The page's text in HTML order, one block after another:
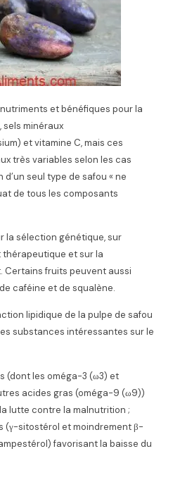
et bénéfiques pour la
minéraux
et vitamine C, mais ces
très variables selon les cas
d’un seul type de safou« ne
de tous les composants
la sélection génétique, sur
et sur la
Certains fruits peuvent aussi
caféine et de squalène.
lipidique de la pulpe de safou
substances intéressantes sur le
(dont les oméga-3 (ω3) et
acides gras (oméga-9 (ω9))
lutte contre la malnutrition ;
(γ-sitostérol et moindrement β-
favorisant la baisse du